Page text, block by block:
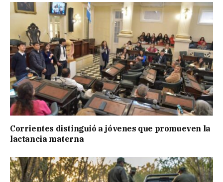
Corrientes distinguió a jóvenes que promueven la
lactancia materna